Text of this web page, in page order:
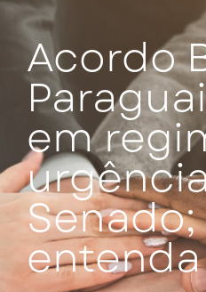
Acordo
em
Senado;
entenda